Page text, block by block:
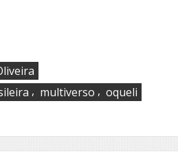
, multiverso , oqueli